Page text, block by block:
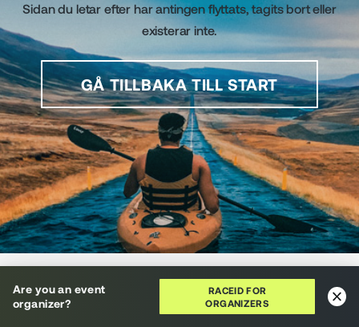
Sidan du letar efter har antingen flyttats, tagits bort eller
existerar inte.
GÅ TILLBAKA TILL START
användarupplevelse. Genom att använda den här
webbplatsen godkänner du vår
cookiepolicy
Are you an event
organizer?
RACEID FOR
ORGANIZERS